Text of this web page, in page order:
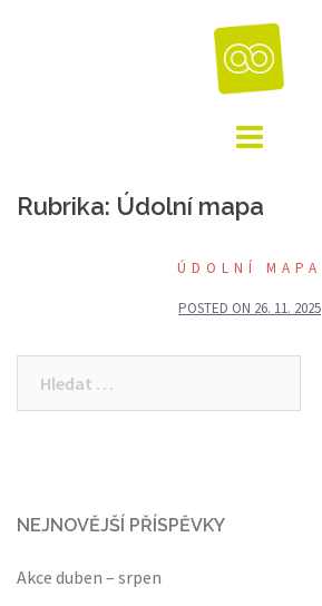
Rubrika: Údolní mapa
ÚDOLNÍ MAPA
POSTED ON 26. 11. 2025
NEJNOVĚJŠÍ PŘÍSPĚVKY
Akce duben – srpen